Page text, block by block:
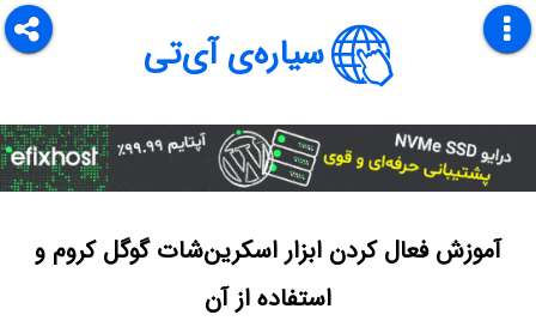
سیاره‌ی آی‌تی
آموزش فعال کردن ابزار اسکرین‌شات گوگل کروم و
استفاده از آن